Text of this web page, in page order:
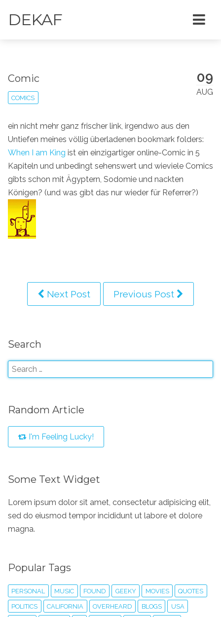
DEKAF
09
AUG
Comic
COMICS
ein nicht mehr ganz frischer link, irgendwo aus den
Untiefen meines völlig überladenen bookmark folders:
When I am King ist ein einzigartiger online-Comic in 5
Kapiteln und unbedingt sehenswert und wieviele Comics
gibts schon mit Ägyptern, Sodomie und nackten
Königen? (und was gibt das nur wieder für Referrer?)
Next Post Previous Post
Search
Random Article
I'm Feeling Lucky!
Some Text Widget
Lorem ipsum dolor sit amet, consectetur adipisicing elit,
sed do eiusmod tempor incididunt ut labore et dolore
magna.
Popular Tags
PERSONAL MUSIC FOUND GEEKY MOVIES QUOTES
POLITICS CALIFORNIA OVERHEARD BLOGS USA